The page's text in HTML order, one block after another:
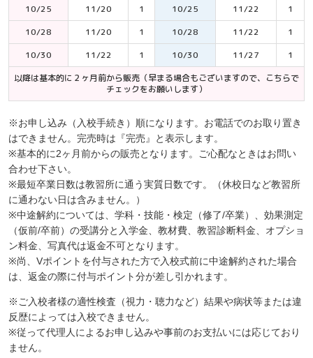
10/25
11/20 1 10/25 11/22
1
10/28
11/20 1 10/28 11/22
1
10/30
11/22 1 10/30 11/27
1
以降は基本的に２ヶ月前から販売（早まる場合もございますので、こちらで
チェックをお願いします）
※お申し込み（入校手続き）順になります。お電話でのお取り置き
はできません。完売時は『完売』と表示します。
※基本的に2ヶ月前からの販売となります。ご心配なときはお問い
合わせ下さい。
※最短卒業日数は教習所に通う実質日数です。（休校日など教習所
に通わない日は含みません。）
※中途解約については、学科・技能・検定（修了/卒業）、効果測定
（仮前/卒前）の受講分と入学金、教材費、教習診断料金、オプショ
ン料金、写真代は返金不可となります。
※尚、Vポイントを付与された方で入校式前に中途解約された場合
は、返金の際に付与ポイント分が差し引かれます。
※ご入校者様の適性検査（視力・聴力など）結果や病状等または違
反歴によっては入校できません。
※従って代理人によるお申し込みや事前のお支払いには応じており
ません。